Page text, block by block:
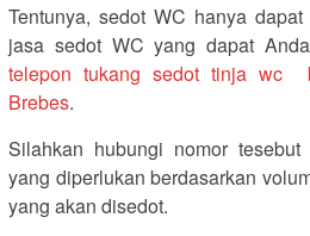
Tentunya, sedot WC hanya
jasa sedot WC yang dapat
telepon tukang sedot tinja wc
Brebes.
Silahkan hubungi nomor
yang diperlukan berdasarkan
yang akan disedot.